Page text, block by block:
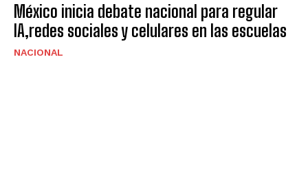
México inicia debate nacional para regular
IA,redes sociales y celulares en las escuelas
NACIONAL